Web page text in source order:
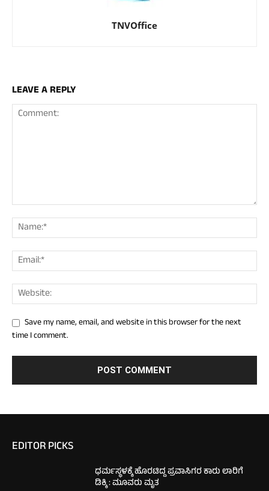
TNVOffice
LEAVE A REPLY
Save my name, email, and website in this browser for the next
time I comment.
EDITOR PICKS
ಧರ್ಮಸ್ಥಳಕ್ಕೆ ಹೊರಟಿದ್ದ ಪ್ರವಾಸಿಗರ ಕಾರು ಲಾರಿಗೆ
ಡಿಕ್ಕಿ : ಮೂವರು ಮೃತ